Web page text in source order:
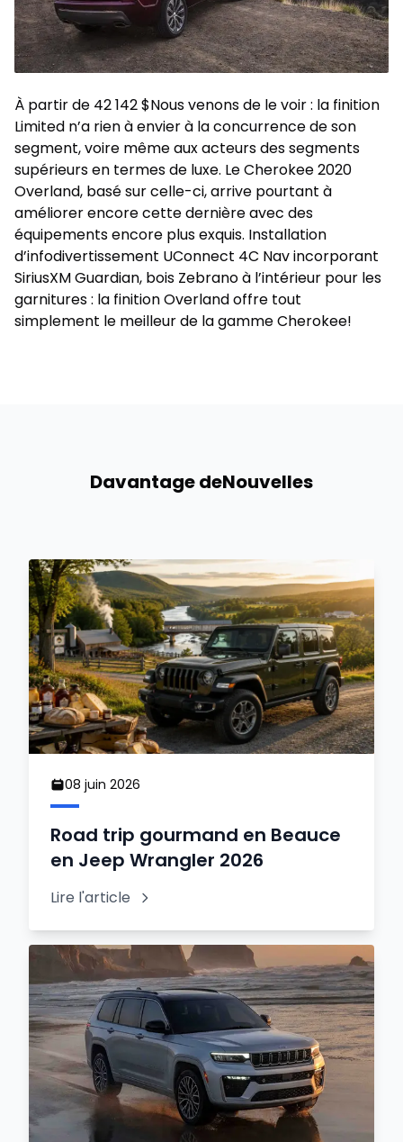
À partir de 42 142 $Nous venons de le voir : la finition
Limited n’a rien à envier à la concurrence de son
segment, voire même aux acteurs des segments
supérieurs en termes de luxe. Le Cherokee 2020
Overland, basé sur celle-ci, arrive pourtant à
améliorer encore cette dernière avec des
équipements encore plus exquis. Installation
d’infodivertissement UConnect 4C Nav incorporant
SiriusXM Guardian, bois Zebrano à l’intérieur pour les
garnitures : la finition Overland offre tout
simplement le meilleur de la gamme Cherokee!
Davantage deNouvelles
08 juin 2026
Road trip gourmand en Beauce
en Jeep Wrangler 2026
Lire l'article